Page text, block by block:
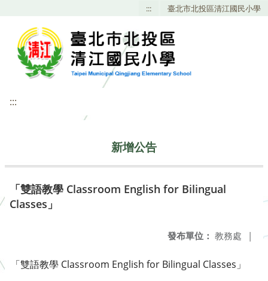
::: 臺北市北投區清江國民小學
:::
新增公告
「雙語教學 Classroom English for Bilingual
Classes」
發布單位： 教務處 |
「雙語教學 Classroom English for Bilingual Classes」